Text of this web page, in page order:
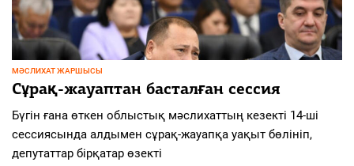
МӘСЛИХАТ ЖАРШЫСЫ
Сұрақ-жауаптан басталған сессия
Бүгін ғана өткен облыстық мәслихаттың кезекті 14-ші
сессиясында алдымен сұрақ-жауапқа уақыт бөлініп,
депутаттар бірқатар өзекті